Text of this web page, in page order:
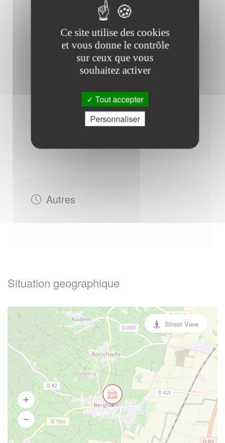
Horaires Mairie
Du Lundi au Mardi : - 09h00 à 12h00
Mercredi : - 09h00 à 12h00 - 14h00 à 18h00
Jeudi : - 09h00 à 12h00
Autres
Situation geographique
Street View
Ce site utilise des cookies
et vous donne le contrôle
sur ceux que vous
souhaitez activer
Tout accepter
Personnaliser